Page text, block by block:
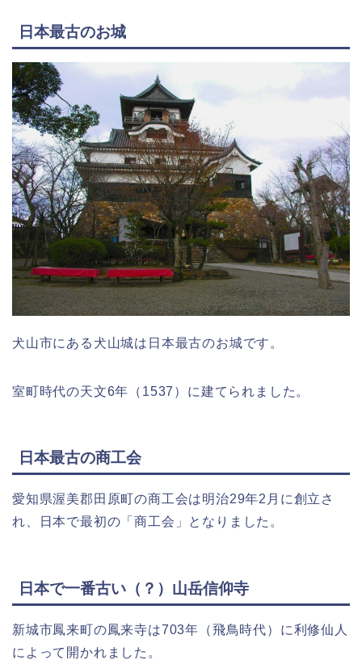
日本最古のお城
犬山市にある犬山城は日本最古のお城です。
室町時代の天文6年（1537）に建てられました。
日本最古の商工会
愛知県渥美郡田原町の商工会は明治29年2月に創立さ
れ、日本で最初の「商工会」となりました。
日本で一番古い（？）山岳信仰寺
新城市鳳来町の鳳来寺は703年（飛鳥時代）に利修仙人
によって開かれました。